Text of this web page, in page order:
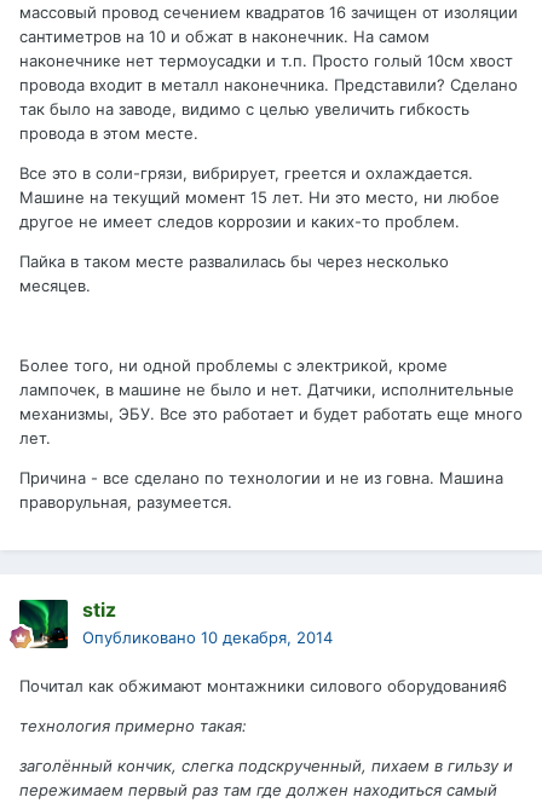
массовый провод сечением квадратов 16 зачищен от изоляции
сантиметров на 10 и обжат в наконечник. На самом
наконечнике нет термоусадки и т.п. Просто голый 10см хвост
провода входит в металл наконечника. Представили? Сделано
так было на заводе, видимо с целью увеличить гибкость
провода в этом месте.
Все это в соли-грязи, вибрирует, греется и охлаждается.
Машине на текущий момент 15 лет. Ни это место, ни любое
другое не имеет следов коррозии и каких-то проблем.
Пайка в таком месте развалилась бы через несколько
месяцев.
Более того, ни одной проблемы с электрикой, кроме
лампочек, в машине не было и нет. Датчики, исполнительные
механизмы, ЭБУ. Все это работает и будет работать еще много
лет.
Причина - все сделано по технологии и не из говна. Машина
праворульная, разумеется.
stiz
Опубликовано 10 декабря, 2014
Почитал как обжимают монтажники силового оборудования6
технология примерно такая:
заголённый кончик, слегка подскрученный, пихаем в гильзу и
пережимаем первый раз там где должен находиться самый